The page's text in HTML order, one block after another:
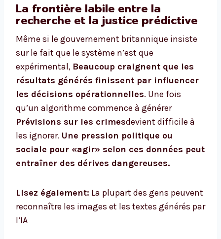
La frontière labile entre la
recherche et la justice prédictive
Même si le gouvernement britannique insiste
sur le fait que le système n’est que
expérimental, Beaucoup craignent que les
résultats générés finissent par influencer
les décisions opérationnelles. Une fois
qu’un algorithme commence à générer
Prévisions sur les crimesdevient difficile à
les ignorer. Une pression politique ou
sociale pour «agir» selon ces données peut
entraîner des dérives dangereuses.
Lisez également: La plupart des gens peuvent
reconnaître les images et les textes générés par
l’IA